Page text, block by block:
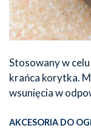
AKCESORIA DO
Stosowany w
krańca korytka.
wsunięciaw